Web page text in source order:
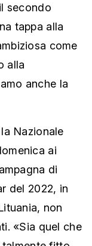
secondo
tappa alla
come
alla
anche la
Nazionale
ai
di
del 2022, in
non
«Sia quel che